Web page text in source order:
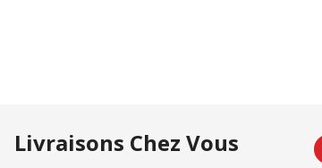
Livraisons Chez Vous